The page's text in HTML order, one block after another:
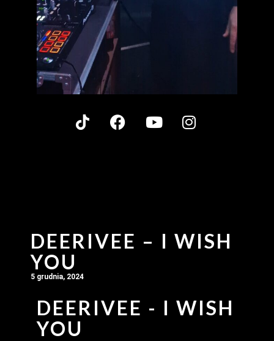
DEERIVEE – I WISH
YOU
5 grudnia, 2024
DEERIVEE - I WISH
YOU